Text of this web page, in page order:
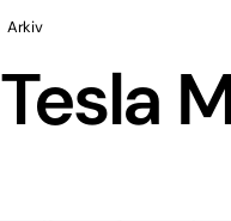
Tesla
Arkiv